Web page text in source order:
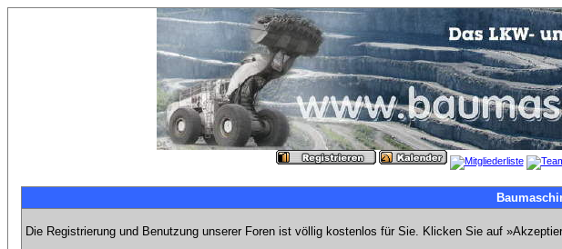
Die Registrierung und Benutzung unserer Foren ist völlig kostenlos für Sie. Klicken Sie auf